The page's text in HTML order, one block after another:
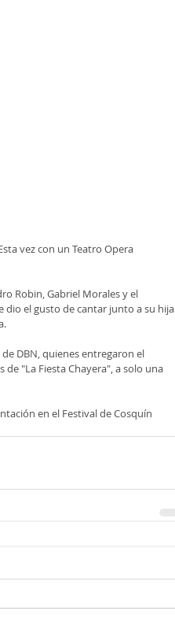
vez con un Teatro Opera
Robin, Gabriel Morales y el
dio el gusto de cantar junto a su hija
DBN, quienes entregaron el
"La Fiesta Chayera", a solo una
en el Festival de Cosquín